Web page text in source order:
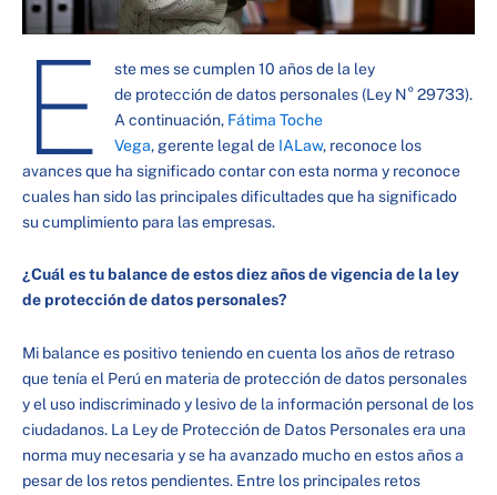
E
ste mes se cumplen 10 años de la ley
de protección de datos personales (Ley N° 29733).
A continuación, Fátima Toche
Vega, gerente legal de IALaw, reconoce los
avances que ha significado contar con esta norma y reconoce
cuales han sido las principales dificultades que ha significado
su cumplimiento para las empresas.
¿Cuál es tu balance de estos diez años de vigencia de la ley
de protección de datos personales?
Mi balance es positivo teniendo en cuenta los años de retraso
que tenía el Perú en materia de protección de datos personales
y el uso indiscriminado y lesivo de la información personal de los
ciudadanos. La Ley de Protección de Datos Personales era una
norma muy necesaria y se ha avanzado mucho en estos años a
pesar de los retos pendientes. Entre los principales retos